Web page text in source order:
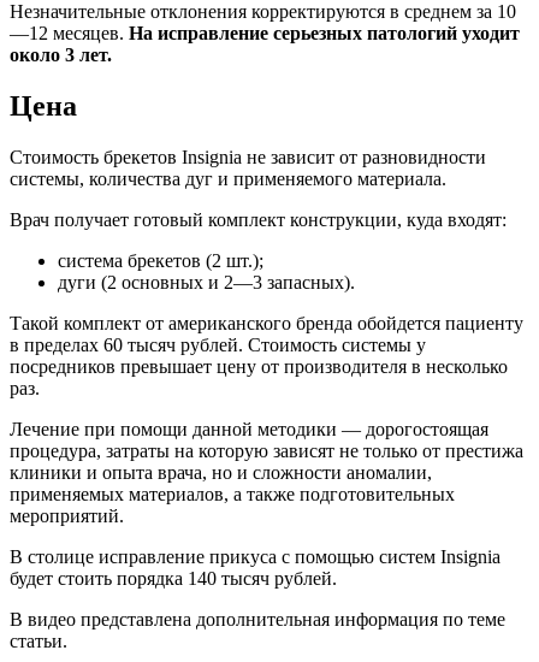
Незначительные отклонения корректируются в среднем за 10
—12 месяцев. На исправление серьезных патологий уходит
около 3 лет.
Цена
Стоимость брекетов Insignia не зависит от разновидности
системы, количества дуг и применяемого материала.
Врач получает готовый комплект конструкции, куда входят:
система брекетов (2 шт.);
дуги (2 основных и 2—3 запасных).
Такой комплект от американского бренда обойдется пациенту
в пределах 60 тысяч рублей. Стоимость системы у
посредников превышает цену от производителя в несколько
раз.
Лечение при помощи данной методики — дорогостоящая
процедура, затраты на которую зависят не только от престижа
клиники и опыта врача, но и сложности аномалии,
применяемых материалов, а также подготовительных
мероприятий.
В столице исправление прикуса с помощью систем Insignia
будет стоить порядка 140 тысяч рублей.
В видео представлена дополнительная информация по теме
статьи.